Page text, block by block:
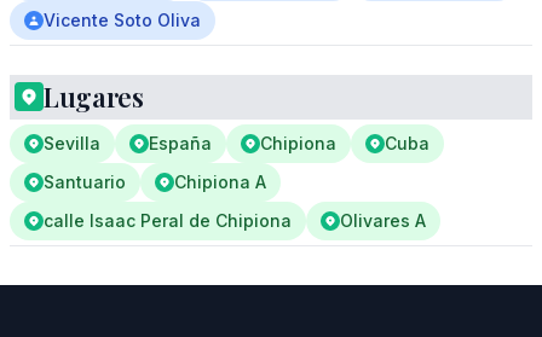
Vicente Soto Oliva
Lugares
Sevilla España Chipiona
Cuba
Santuario
Chipiona A
calle Isaac Peral de Chipiona
Olivares A